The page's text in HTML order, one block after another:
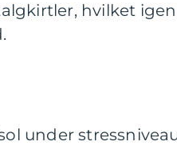
hvilket
under